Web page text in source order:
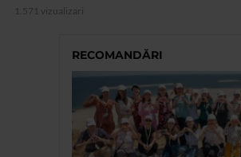
1.571 vizualizari
RECOMANDĂRI